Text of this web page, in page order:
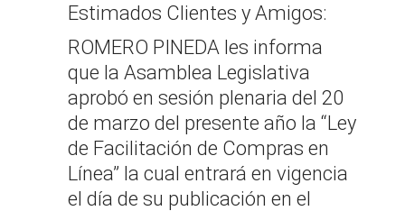
Estimados Clientes y Amigos:
ROMERO PINEDA les informa
que la Asamblea Legislativa
aprobó en sesión plenaria del 20
de marzo del presente año la “Ley
de Facilitación de Compras en
Línea” la cual entrará en vigencia
el día de su publicación en el